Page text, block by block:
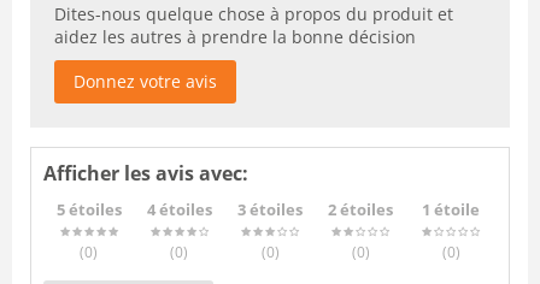
Dites-nous quelque chose à propos du produit et
aidez les autres à prendre la bonne décision
Donnez votre avis
Afficher les avis avec:
5 étoiles
(0)
4 étoiles
(0)
3 étoiles
(0)
2 étoiles
(0)
1 étoile
(0)